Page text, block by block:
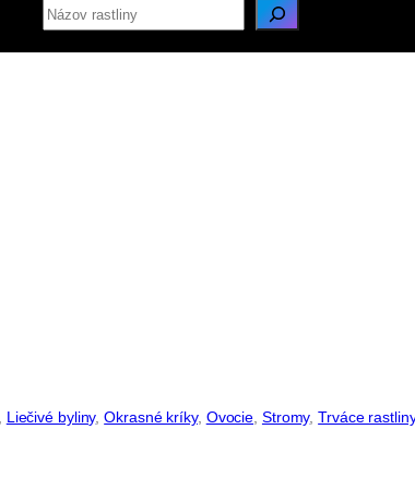
Liečivé byliny, Okrasné kríky, Ovocie Stromy, Trváce